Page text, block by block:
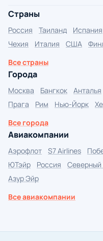
Страны
Россия Таиланд Испания
Чехия
Италия США
Все страны
Города
Москва Бангкок Анталья
Прага
Рим Нью-Йорк
Все города
Авиакомпании
Аэрофлот S7 Airlines
ЮТэйр
Россия Северный
Азур Эйр
Все авиакомпании